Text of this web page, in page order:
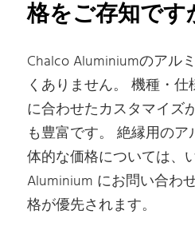
格をご存知です
Chalco Aluminiumのアル
くありません。 機種・
に合わせたカスタマイズ
も豊富です。 絶縁用の
体的な価格については、
Aluminium にお問い合わ
格が優先されます。